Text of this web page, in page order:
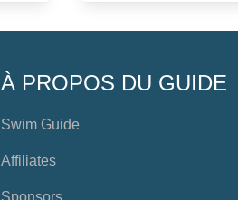
À PROPOS DU GUIDE
Swim Guide
Affiliates
Sponsors